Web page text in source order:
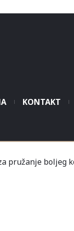
pružanje boljeg
KONTAKT